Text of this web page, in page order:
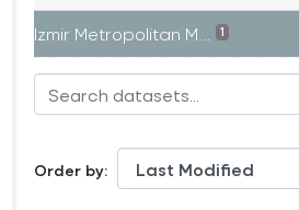
Izmir Metropolitan M... 1
Order by